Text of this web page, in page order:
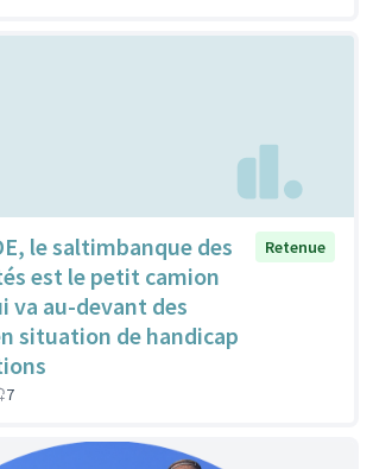
le saltimbanque des
est le petit camion
va au-devant des
situation de handicap
Retenue
7